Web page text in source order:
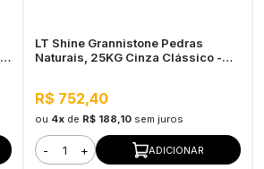
LT Shine Grannistone Pedras
Naturais, 25KG Cinza Clássico -
R$ 752,40
ou 4xde R$ 188,10 sem juros
- + ADICIONAR